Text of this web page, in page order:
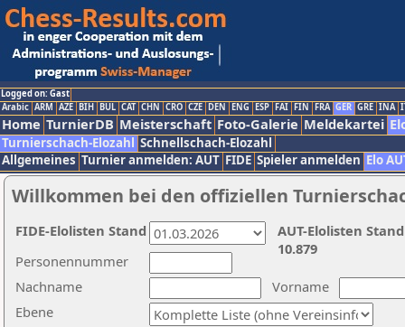
Logged on: Gast
Arabic ARM AZE BIH BUL CAT CHN CRO CZE DEN ENG ESP FAI FIN FRA GER GRE INA
Home TurnierDB Meisterschaft Foto-Galerie Meldekartei
Turnierschach-Elozahl Schnellschach-Elozahl
Allgemeines Turnier anmelden: AUT FIDE Spieler anmelden Elo
Willkommen bei den offiziellen
Nachname
Vorname
Ebene
Personennummer
AUT-Elolisten
10.879
FIDE-Elolisten Stand